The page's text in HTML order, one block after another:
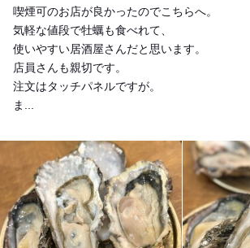
喫煙可のお店が良かったのでこちらへ。
気軽な値段で牡蠣も食べれて、
使いやすい居酒屋さんだと思います。
店員さんも親切です。
注文はタッチパネルですが。
ま...